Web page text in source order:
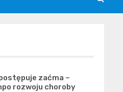
zaćma –
rozwoju choroby